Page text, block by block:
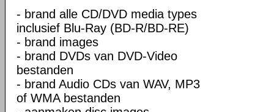
- brand alle CD/DVD media types
inclusief Blu-Ray (BD-R/BD-RE)
- brand images
- brand DVDs van DVD-Video
bestanden
- brand Audio CDs van WAV, MP3
of WMA bestanden